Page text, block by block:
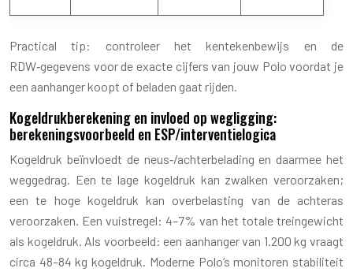
Practical tip: controleer het kentekenbewijs en de
RDW‑gegevens voor de exacte cijfers van jouw Polo voordat je
een aanhanger koopt of beladen gaat rijden.
Kogeldrukberekening en invloed op wegligging:
berekeningsvoorbeeld en ESP/interventielogica
Kogeldruk beïnvloedt de neus‑/achterbelading en daarmee het
weggedrag. Een te lage kogeldruk kan zwalken veroorzaken;
een te hoge kogeldruk kan overbelasting van de achteras
veroorzaken. Een vuistregel: 4–7% van het totale treingewicht
als kogeldruk. Als voorbeeld: een aanhanger van 1.200 kg vraagt
circa 48–84 kg kogeldruk. Moderne Polo’s monitoren stabiliteit